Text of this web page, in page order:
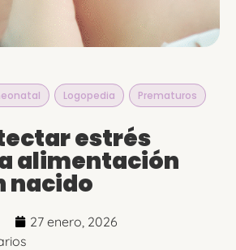
Logopedia Prematuros
estrés
alimentación
nacido
27 enero, 2026